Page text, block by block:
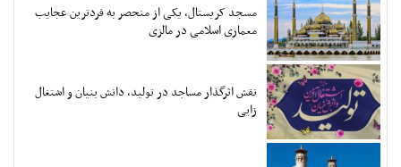
مسجد کریستال، یکی از منحصر به فردترین عجایب
معماری اسلامی در مالزی
نقش اثرگذار مساجد در تولید، دانش بنیان و اشتغال
زایی